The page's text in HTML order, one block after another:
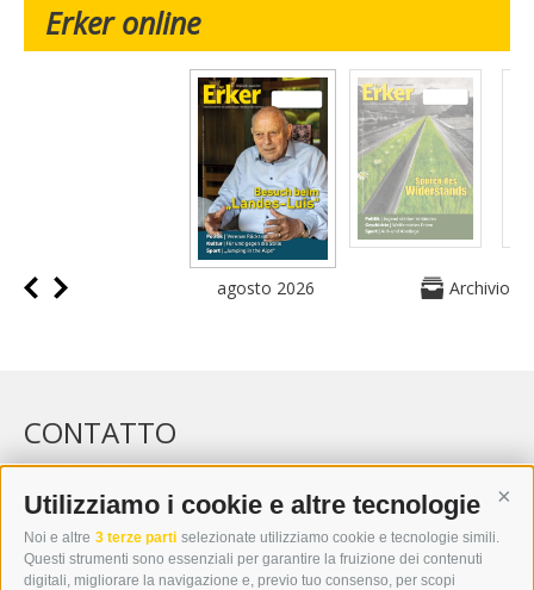
Utilizziamo i cookie e altre tecnologie
Noi e altre 3 terze parti selezionate utilizziamo cookie e tecnologie simili.
Questi strumenti sono essenziali per garantire la fruizione dei contenuti
digitali, migliorare la navigazione e, previo tuo consenso, per scopi
Erker online
agosto 2026 Archivio
CONTATTO
WIPP-MEDIA GMBH
DER ERKER
I-39049 VIPITENO
TEL.: +39 0472 766876